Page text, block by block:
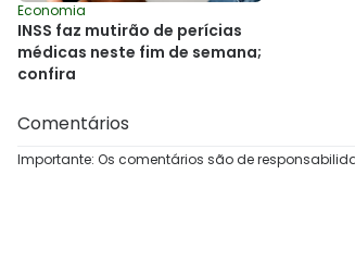
Economia
INSS faz mutirão de perícias
médicas neste fim de semana;
confira
Comentários
Importante: Os comentários são de